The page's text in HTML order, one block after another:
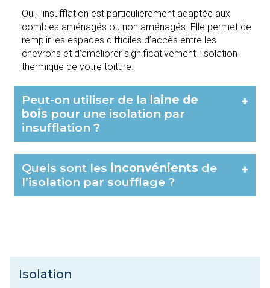
Oui, l’insufflation est particulièrement adaptée aux
combles aménagés ou non aménagés. Elle permet de
remplir les espaces difficiles d’accès entre les
chevrons et d’améliorer significativement l’isolation
thermique de votre toiture.
Peut-on utiliser de la laine de
bois pour une isolation par
insufflation ?
+
Quels sont les inconvénients de
l’isolation par soufflage ?
+
Isolation